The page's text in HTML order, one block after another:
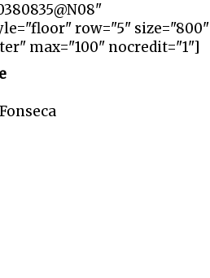
row="5" size="800"
max="100" nocredit="1"]